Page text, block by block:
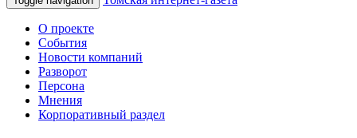
О проекте
События
Новости компаний
Разворот
Персона
Мнения
Корпоративный раздел